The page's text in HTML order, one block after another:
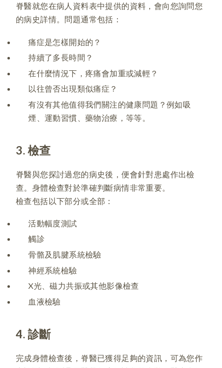
脊醫就您在病人資料表中提供的資料，會向您詢問您
的病史詳情。問題通常包括：
痛症是怎樣開始的？
持續了多長時間？
在什麼情況下，疼痛會加重或減輕？
以往曾否出現類似痛症？
有沒有其他值得我們關注的健康問題？例如吸
煙、運動習慣、藥物治療，等等。
3. 檢查
脊醫與您探討過您的病史後，便會針對患處作出檢
查。身體檢查對於準確判斷病情非常重要。
檢查包括以下部分或全部：
活動幅度測試
觸診
骨骼及肌腱系統檢驗
神經系統檢驗
X光、磁力共振或其他影像檢查
血液檢驗
4. 診斷
完成身體檢查後，脊醫已獲得足夠的資訊，可為您作